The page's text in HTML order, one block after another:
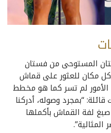
المستوحى من فستان
مكان للعثور على قماش
الأمور لم تسر كما هو مخطط
“بمجرد وصوله، أدركنا
لفة القماش بأكملها